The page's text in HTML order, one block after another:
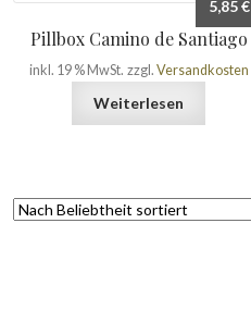
Pillbox Camino de Santiago
5,85€
inkl. 19 % MwSt. zzgl. Versandkosten
Weiterlesen